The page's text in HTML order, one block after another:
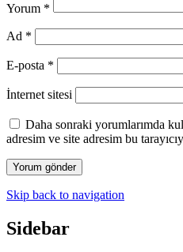
Yorum *
Ad *
E-posta *
İnternet sitesi
Daha sonraki yorumlarımda
adresim ve site adresim bu
Skip back to navigation
Sidebar